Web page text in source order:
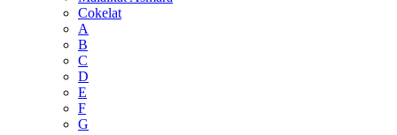
Cokelat
A
B
C
D
E
F
G